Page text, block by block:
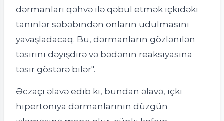
dərmanları qəhvə ilə qəbul etmək içkidəki
taninlər səbəbindən onların udulmasını
yavaşladacaq. Bu, dərmanların gözlənilən
təsirini dəyişdirə və bədənin reaksiyasına
təsir göstərə bilər".
Əczaçı əlavə edib ki, bundan əlavə, içki
hipertoniya dərmanlarının düzgün